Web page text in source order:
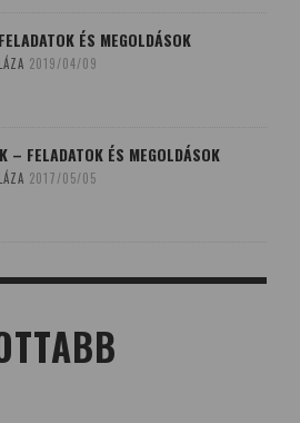
ÉS MEGOLDÁSOK
2019/04/09
– FELADATOK ÉS MEGOLDÁSOK
2017/05/05